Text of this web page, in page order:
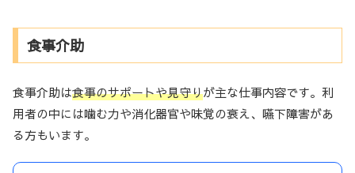
食事介助
食事介助は食事のサポートや見守りが主な仕事内容です。利
用者の中には噛む力や消化器官や味覚の衰え、嚥下障害があ
る方もいます。